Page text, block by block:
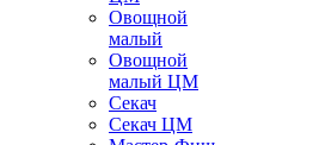
Овощной
малый
Овощной
малый ЦМ
Секач
Секач ЦМ